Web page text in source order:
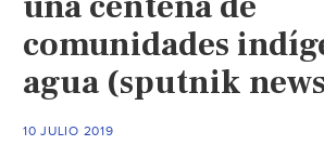
comunidades
agua (sputnik
10 JULIO 2019